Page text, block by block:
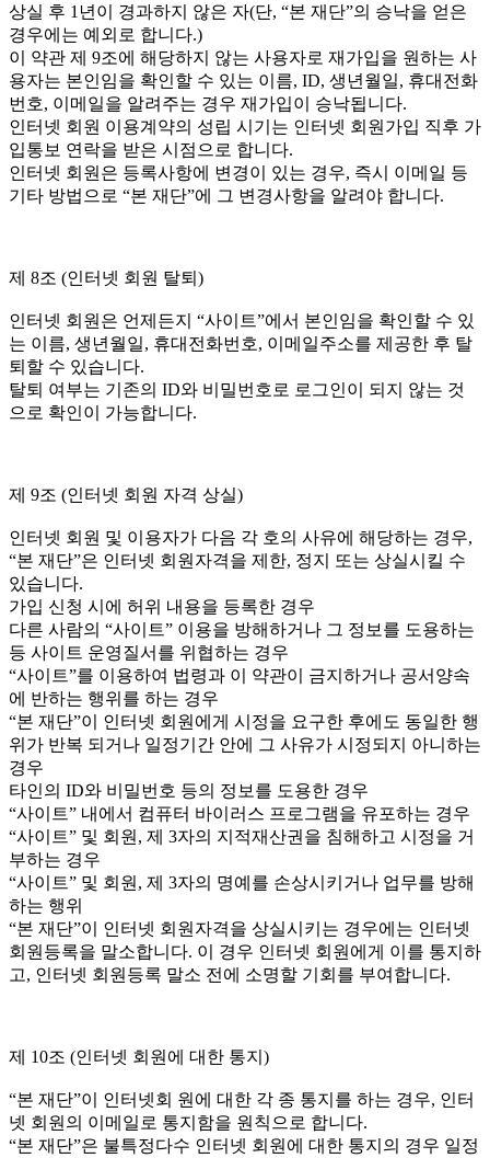
상실 후 1년이 경과하지 않은 자(단, “본 재단”의 승낙을 얻은
경우에는 예외로 합니다.)
이 약관 제 9조에 해당하지 않는 사용자로 재가입을 원하는 사
용자는 본인임을 확인할 수 있는 이름, ID, 생년월일, 휴대전화
번호, 이메일을 알려주는 경우 재가입이 승낙됩니다.
인터넷 회원 이용계약의 성립 시기는 인터넷 회원가입 직후 가
입통보 연락을 받은 시점으로 합니다.
인터넷 회원은 등록사항에 변경이 있는 경우, 즉시 이메일 등
기타 방법으로 “본 재단”에 그 변경사항을 알려야 합니다.
제 8조 (인터넷 회원 탈퇴)
인터넷 회원은 언제든지 “사이트”에서 본인임을 확인할 수 있
는 이름, 생년월일, 휴대전화번호, 이메일주소를 제공한 후 탈
퇴할 수 있습니다.
탈퇴 여부는 기존의 ID와 비밀번호로 로그인이 되지 않는 것
으로 확인이 가능합니다.
제 9조 (인터넷 회원 자격 상실)
인터넷 회원 및 이용자가 다음 각 호의 사유에 해당하는 경우,
“본 재단”은 인터넷 회원자격을 제한, 정지 또는 상실시킬 수
있습니다.
가입 신청 시에 허위 내용을 등록한 경우
다른 사람의 “사이트” 이용을 방해하거나 그 정보를 도용하는
등 사이트 운영질서를 위협하는 경우
“사이트”를 이용하여 법령과 이 약관이 금지하거나 공서양속
에 반하는 행위를 하는 경우
“본 재단”이 인터넷 회원에게 시정을 요구한 후에도 동일한 행
위가 반복 되거나 일정기간 안에 그 사유가 시정되지 아니하는
경우
타인의 ID와 비밀번호 등의 정보를 도용한 경우
“사이트” 내에서 컴퓨터 바이러스 프로그램을 유포하는 경우
“사이트” 및 회원, 제 3자의 지적재산권을 침해하고 시정을 거
부하는 경우
“사이트” 및 회원, 제 3자의 명예를 손상시키거나 업무를 방해
하는 행위
“본 재단”이 인터넷 회원자격을 상실시키는 경우에는 인터넷
회원등록을 말소합니다. 이 경우 인터넷 회원에게 이를 통지하
고, 인터넷 회원등록 말소 전에 소명할 기회를 부여합니다.
제 10조 (인터넷 회원에 대한 통지)
“본 재단”이 인터넷회 원에 대한 각 종 통지를 하는 경우, 인터
넷 회원의 이메일로 통지함을 원칙으로 합니다.
“본 재단”은 불특정다수 인터넷 회원에 대한 통지의 경우 일정